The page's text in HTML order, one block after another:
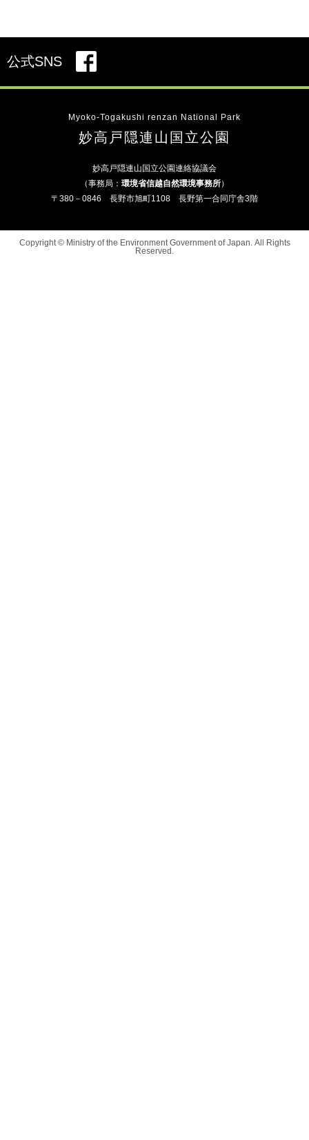
公式SNS
Myoko-Togakushi renzan National Park
妙高戸隠連山国立公園
妙高戸隠連山国立公園連絡協議会
（事務局： 環境省信越自然環境事務所）
〒380－0846 長野市旭町1108 長野第一合同庁舎3階
Copyright © Ministry of the Environment Government of Japan. All Rights
Reserved.